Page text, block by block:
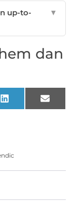
up-to-
▼
dan
LinkedIn Email